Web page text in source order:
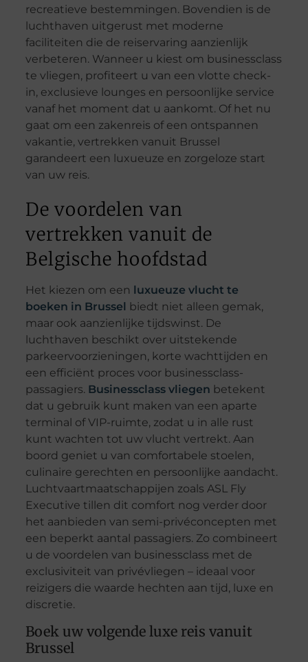
recreatieve bestemmingen. Bovendien is de
luchthaven uitgerust met moderne
faciliteiten die de reiservaring aanzienlijk
verbeteren. Wanneer u kiest om businessclass
te vliegen, profiteert u van een vlotte check-
in, exclusieve lounges en persoonlijke service
vanaf het moment dat u aankomt. Of het nu
gaat om een zakenreis of een ontspannen
vakantie, vertrekken vanuit Brussel
garandeert een luxueuze en zorgeloze start
van uw reis.
De voordelen van
vertrekken vanuit de
Belgische hoofdstad
Het kiezen om een luxueuze vlucht te
boeken in Brussel biedt niet alleen gemak,
maar ook aanzienlijke tijdswinst. De
luchthaven beschikt over uitstekende
parkeervoorzieningen, korte wachttijden en
een efficiënt proces voor businessclass-
passagiers. Businessclass vliegen betekent
dat u gebruik kunt maken van een aparte
terminal of VIP-ruimte, zodat u in alle rust
kunt wachten tot uw vlucht vertrekt. Aan
boord geniet u van comfortabele stoelen,
culinaire gerechten en persoonlijke aandacht.
Luchtvaartmaatschappijen zoals ASL Fly
Executive tillen dit comfort nog verder door
het aanbieden van semi-privéconcepten met
een beperkt aantal passagiers. Zo combineert
u de voordelen van businessclass met de
exclusiviteit van privévliegen – ideaal voor
reizigers die waarde hechten aan tijd, luxe en
discretie.
Boek uw volgende luxe reis vanuit
Brussel